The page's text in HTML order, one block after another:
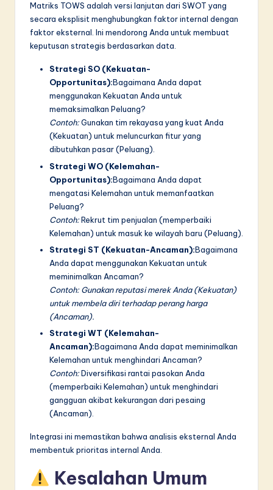
Matriks TOWS adalah versi lanjutan dari SWOT yang
secara eksplisit menghubungkan faktor internal dengan
faktor eksternal. Ini mendorong Anda untuk membuat
keputusan strategis berdasarkan data.
Strategi SO (Kekuatan-
Opportunitas):Bagaimana Anda dapat
menggunakan Kekuatan Anda untuk
memaksimalkan Peluang?
Contoh:Gunakan tim rekayasa yang kuat Anda
(Kekuatan) untuk meluncurkan fitur yang
dibutuhkan pasar (Peluang).
Strategi WO (Kelemahan-
Opportunitas):Bagaimana Anda dapat
mengatasi Kelemahan untuk memanfaatkan
Peluang?
Contoh:Rekrut tim penjualan (memperbaiki
Kelemahan) untuk masuk ke wilayah baru (Peluang).
Strategi ST (Kekuatan-Ancaman):Bagaimana
Anda dapat menggunakan Kekuatan untuk
meminimalkan Ancaman?
Contoh: Gunakan reputasi merek Anda (Kekuatan)
untuk membela diri terhadap perang harga
(Ancaman).
Strategi WT (Kelemahan-
Ancaman):Bagaimana Anda dapat meminimalkan
Kelemahan untuk menghindari Ancaman?
Contoh:Diversifikasi rantai pasokan Anda
(memperbaiki Kelemahan) untuk menghindari
gangguan akibat kekurangan dari pesaing
(Ancaman).
Integrasi ini memastikan bahwa analisis eksternal Anda
membentuk prioritas internal Anda.
Kesalahan Umum